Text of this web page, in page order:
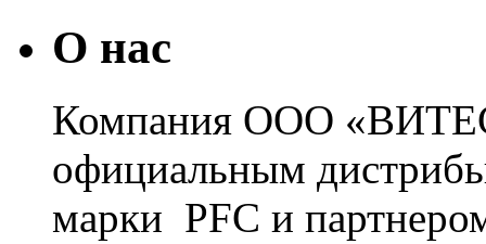
О нас
Компания ООО
официальным
марки PFC и